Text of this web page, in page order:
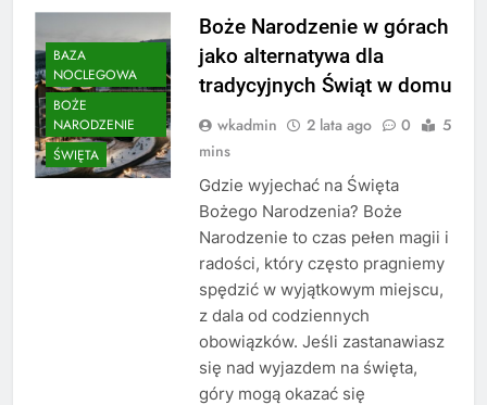
BAZA
NOCLEGOWA
BOŻE
NARODZENIE
ŚWIĘTA
Boże Narodzenie w górach
jako alternatywa dla
tradycyjnych Świąt w domu
wkadmin 2 lata ago 0
5
mins
Gdzie wyjechać na Święta
Bożego Narodzenia? Boże
Narodzenie to czas pełen magii i
radości, który często pragniemy
spędzić w wyjątkowym miejscu,
z dala od codziennych
obowiązków. Jeśli zastanawiasz
się nad wyjazdem na święta,
góry mogą okazać się